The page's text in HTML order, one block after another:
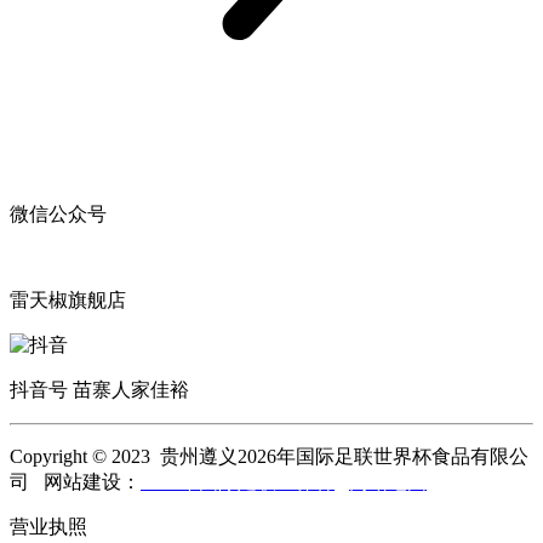
微信公众号
雷天椒旗舰店
抖音号 苗寨人家佳裕
Copyright © 2023 贵州遵义2026年国际足联世界杯食品有限公
司 网站建设：
营业执照